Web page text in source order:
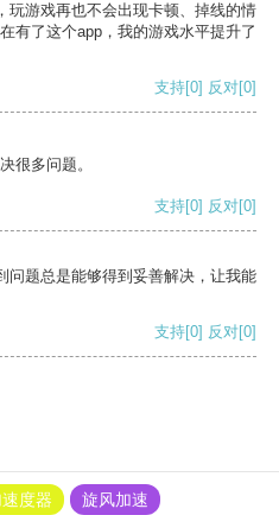
玩游戏再也不会出现卡顿、掉线的情
有了这个app，我的游戏水平提升了
支持[0] 反对[0]
很多问题。
支持[0] 反对[0]
问题总是能够得到妥善解决，让我能
支持[0] 反对[0]
度器
旋风加速